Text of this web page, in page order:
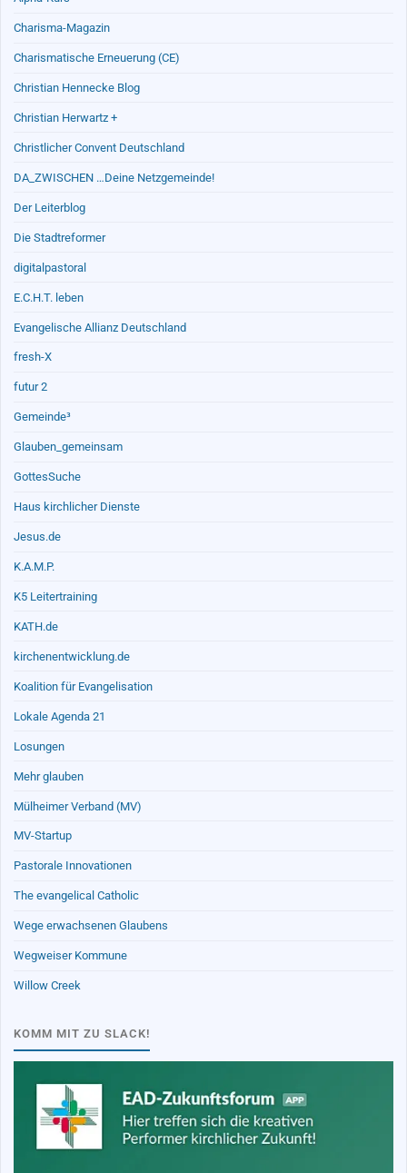
Charisma-Magazin
Charismatische Erneuerung (CE)
Christian Hennecke Blog
Christian Herwartz +
Christlicher Convent Deutschland
DA_ZWISCHEN …Deine Netzgemeinde!
Der Leiterblog
Die Stadtreformer
digitalpastoral
E.C.H.T. leben
Evangelische Allianz Deutschland
fresh-X
futur 2
Gemeinde³
Glauben_gemeinsam
GottesSuche
Haus kirchlicher Dienste
Jesus.de
K.A.M.P.
K5 Leitertraining
KATH.de
kirchenentwicklung.de
Koalition für Evangelisation
Lokale Agenda 21
Losungen
Mehr glauben
Mülheimer Verband (MV)
MV-Startup
Pastorale Innovationen
The evangelical Catholic
Wege erwachsenen Glaubens
Wegweiser Kommune
Willow Creek
KOMM MIT ZU SLACK!